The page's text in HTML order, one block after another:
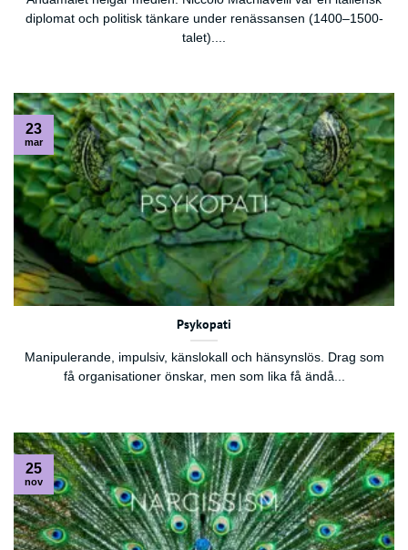
diplomat och politisk tänkare under renässansen (1400–1500-
talet)....
Psykopati
Manipulerande, impulsiv, känslokall och hänsynslös. Drag som
få organisationer önskar, men som lika få ändå...
23
mar
25
nov